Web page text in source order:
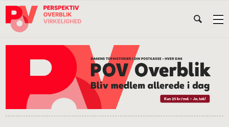
Gå
direkte
Skip
indhold
Gå
direkte